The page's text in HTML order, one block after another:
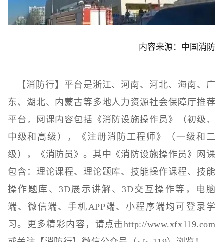
内容来源：中国消防
【消防行】平台是浙江、河南、河北、海南、广
东、湖北、内蒙古等多地人力资源社会保障厅推荐
平台，网课内容包括《消防设施操作员》（初级、
中级和高级），《注册消防工程师》（一级和二
级），《消防员》。其中《消防设施操作员》网课
包含：理论课程、理论题库、技能操作课程、技能
操作题库、3D展示讲解、3D交互操作等，电脑
端、微信端、手机APP端、小程序端均可登录学
习。更多精彩内容，请点击http://www.xfx119.com